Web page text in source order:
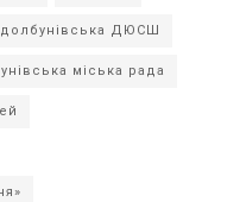
ДЮСШ
міська рада